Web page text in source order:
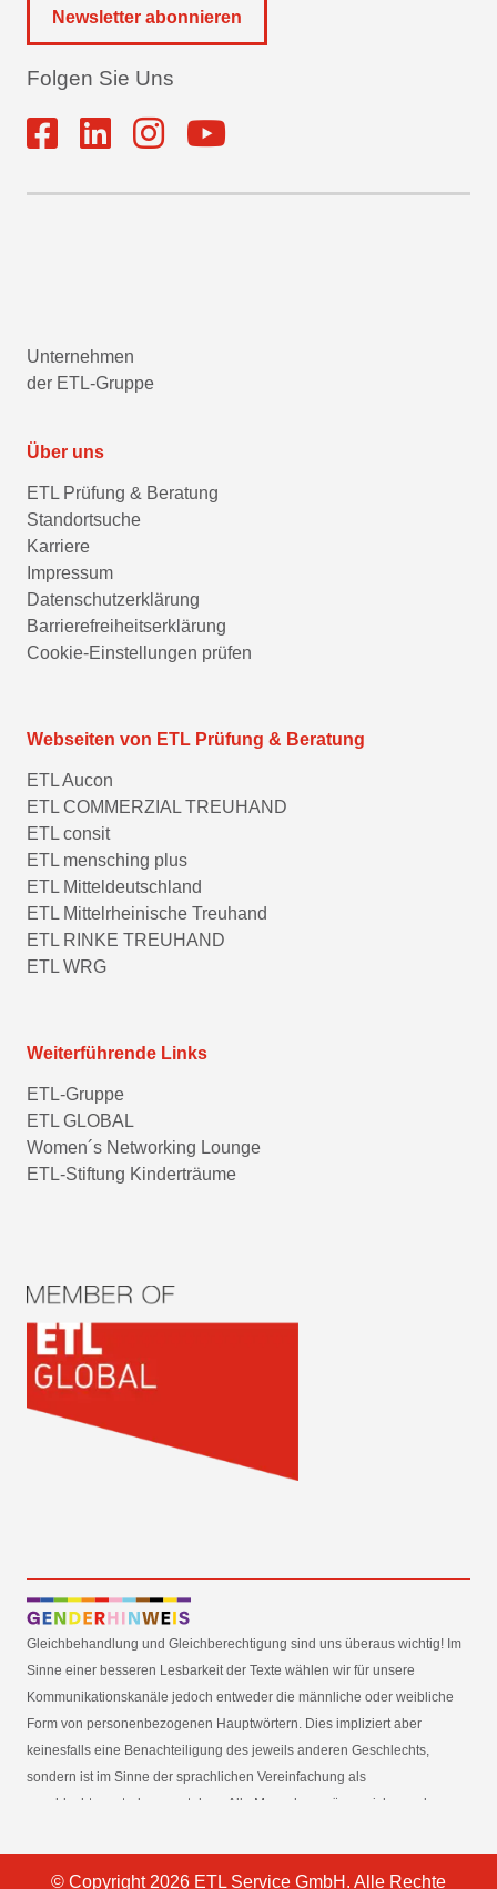
Newsletter abonnieren
Folgen Sie Uns
Unternehmen
der ETL-Gruppe
Über uns
ETL Prüfung & Beratung
Standortsuche
Karriere
Impressum
Datenschutzerklärung
Barrierefreiheitserklärung
Cookie-Einstellungen prüfen
Webseiten von ETL Prüfung & Beratung
ETL Aucon
ETL COMMERZIAL TREUHAND
ETL consit
ETL mensching plus
ETL Mitteldeutschland
ETL Mittelrheinische Treuhand
ETL RINKE TREUHAND
ETL WRG
Weiterführende Links
ETL-Gruppe
ETL GLOBAL
Women´s Networking Lounge
ETL-Stiftung Kinderträume
Gleichbehandlung und Gleichberechtigung sind uns überaus wichtig! Im
Sinne einer besseren Lesbarkeit der Texte wählen wir für unsere
Kommunikationskanäle jedoch entweder die männliche oder weibliche
Form von personenbezogenen Hauptwörtern. Dies impliziert aber
keinesfalls eine Benachteiligung des jeweils anderen Geschlechts,
sondern ist im Sinne der sprachlichen Vereinfachung als
geschlechtsneutral zu verstehen. Alle Menschen mögen sich von den
fühlen. Im Sinne der Gender Mainstreaming-Strategie der
Bundesregierung vertreten wir ausdrücklich eine Politik der
© Copyright 2026 ETL Service GmbH. Alle Rechte